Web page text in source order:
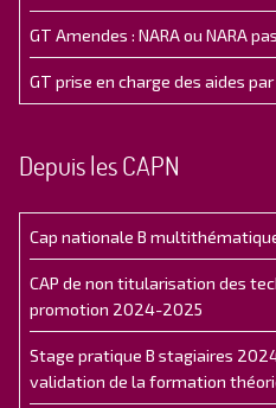
GT Amendes : NARA ou NARA
GT prise en charge des aides par
Depuis les CAPN
Cap nationale B
CAP de non titularisation des
promotion 2024-2025
Stage pratique B stagiaires
validation de la formation